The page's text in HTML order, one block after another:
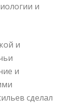
и
и
и
сделал